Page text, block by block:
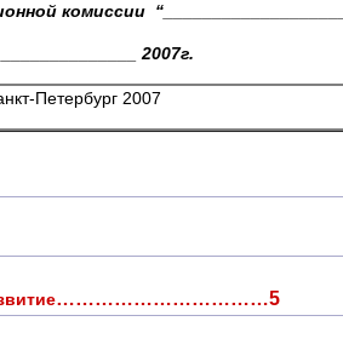
комиссии
2007г.
Петербург 2007
……………………………5